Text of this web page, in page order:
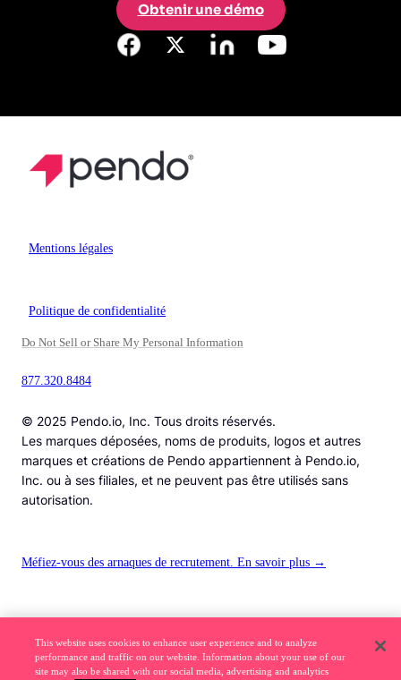
Obtenir une démo
Mentions légales
Politique de confidentialité
Do Not Sell or Share My Personal Information
877.320.8484
© 2025 Pendo.io, Inc. Tous droits réservés.
Les marques déposées, noms de produits, logos et autres
marques et créations de Pendo appartiennent à Pendo.io,
Inc. ou à ses filiales, et ne peuvent pas être utilisés sans
autorisation.
Méfiez-vous des arnaques de recrutement. En savoir plus →
This website uses cookies to enhance user experience and to analyze
performance and traffic on our website. Information about your use of our
site may also be shared with our social media, advertising and analytics